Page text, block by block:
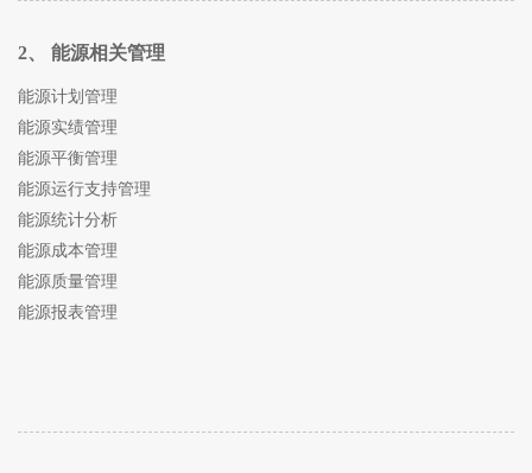
2、 能源相关管理
能源计划管理
能源实绩管理
能源平衡管理
能源运行支持管理
能源统计分析
能源成本管理
能源质量管理
能源报表管理